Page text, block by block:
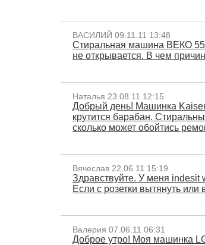
ВАСИЛИЙ 09.11.11 13:48
Стиральная машина ВЕКО
не открывается. В чем
Наталья 23.08.11 12:15
Добрый день! Машинка
крутится барабан.
сколько может обойтись
Вячеслав 22.06.11 15:19
Здравствуйте. У меня indesit
Если с розетки вытянуть
Валерия 07.06.11 06:31
Доброе утро! Моя машинка